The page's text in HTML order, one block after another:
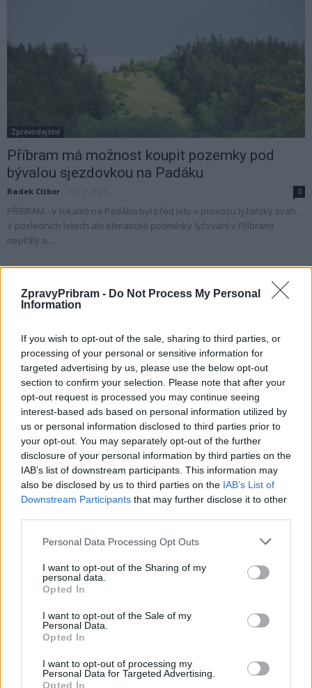
ZpravyPribram - Do Not Process My Personal
Information
If you wish to opt-out of the sale, sharing to third parties, or
processing of your personal or sensitive information for
targeted advertising by us, please use the below opt-out
section to confirm your selection. Please note that after your
opt-out request is processed you may continue seeing
interest-based ads based on personal information utilized by
us or personal information disclosed to third parties prior to
your opt-out. You may separately opt-out of the further
disclosure of your personal information by third parties on the
IAB’s list of downstream participants. This information may
also be disclosed by us to third parties on the IAB’s List of
Downstream Participants that may further disclose it to other
Personal Data Processing Opt Outs
I want to opt-out of the Sharing of my
personal data.
Opted In
I want to opt-out of the Sale of my
Personal Data.
Opted In
I want to opt-out of processing my
Personal Data for Targeted Advertising.
Opted In
Zpravodajství
Příbram má možnost koupit pozemky pod
bývalou sjezdovkou na Padáku
Radek Ctibor 0
PŘÍBRAM - V lokalitě na Padáku byl před lety v provozu lyžařský svah.
V posledních letech ale klimatické podmínky lyžování v Příbrami
nepřály a...
Zpravodajství
Neděle a pondělí prověřily techniku ŘSD při
údržbě silnic v kraji
redakce 10. 2. 2021
STŘEDNÍ ČECHY - Letos v zimě patřily neděle 7.2. a pondělí 8.2. zatím k
nejnáročnějším dnům zimní údržby. Nebezpečí ledovky a noční
sněžení již...